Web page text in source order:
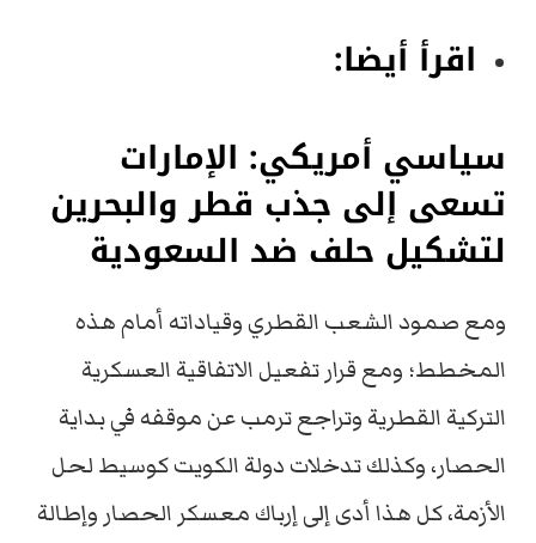
اقرأ أيضا:
سياسي أمريكي: الإمارات
تسعى إلى جذب قطر والبحرين
لتشكيل حلف ضد السعودية
ومع صمود الشعب القطري وقياداته أمام هذه
المخطط؛ ومع قرار تفعيل الاتفاقية العسكرية
التركية القطرية وتراجع ترمب عن موقفه في بداية
الحصار، وكذلك تدخلات دولة الكويت كوسيط لحل
الأزمة، كل هذا أدى إلى إرباك معسكر الحصار وإطالة